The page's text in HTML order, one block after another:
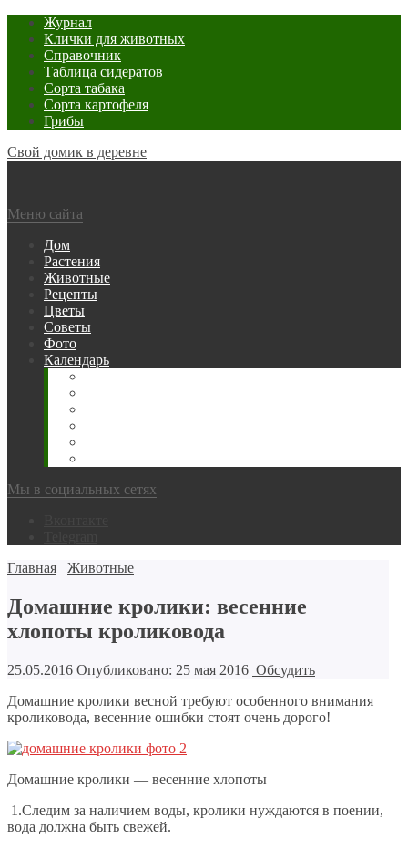
Журнал
Клички для животных
Справочник
Таблица сидератов
Сорта табака
Сорта картофеля
Грибы
Свой домик в деревне
Меню сайта
Дом
Растения
Животные
Рецепты
Цветы
Советы
Фото
Календарь
Мы в социальных сетях
Главная
Животные
Домашние кролики: весенние
хлопоты кроликовода
25.05.2016 Опубликовано: 25 мая 2016 Обсудить
Домашние кролики весной требуют особенного внимания
кроликовода, весенние ошибки стоят очень дорого!
Домашние кролики — весенние хлопоты
1.Следим за наличием воды, кролики нуждаются в поении,
вода должна быть свежей.